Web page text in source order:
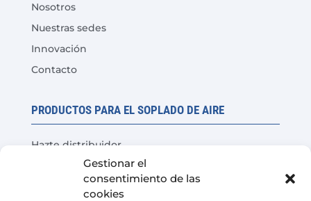
Gestionar el
consentimiento de las
cookies
Nosotros
Nuestras sedes
Innovación
Contacto
PRODUCTOS PARA EL SOPLADO DE AIRE
Hazte distribuidor
Prueba del producto
Preguntas Frecuentes